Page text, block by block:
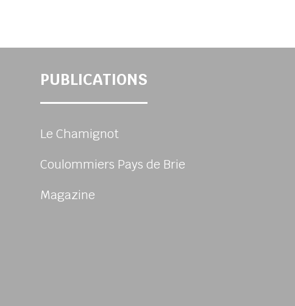
PUBLICATIONS
Le Chamignot
Coulommiers Pays de Brie
Magazine